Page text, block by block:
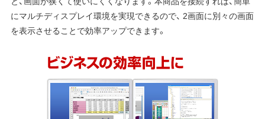
にマルチディスプレイ環境を実現できるので、 2画面に別々の画面
を表示させることで効率アップできます。